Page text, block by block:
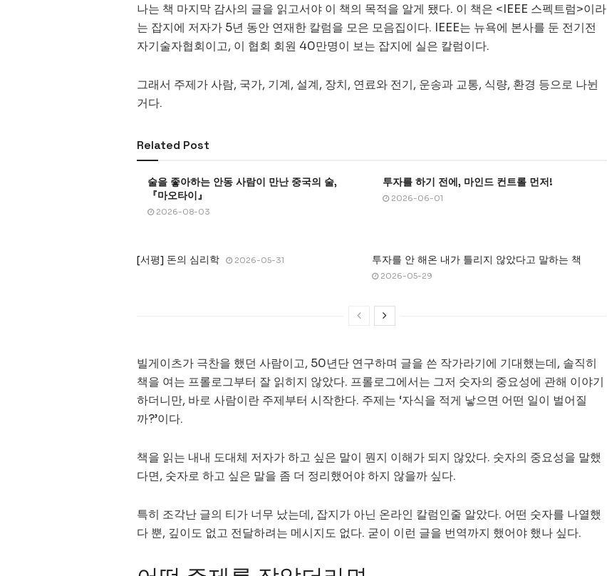
나는 책 마지막 감사의 글을 읽고서야 이 책의 목적을 알게 됐다. 이 책은 <IEEE 스펙트럼>이라
는 잡지에 저자가 5년 동안 연재한 칼럼을 모은 모음집이다. IEEE는 뉴욕에 본사를 둔 전기전
자기술자협회이고, 이 협회 회원 40만명이 보는 잡지에 실은 칼럼이다.
그래서 주제가 사람, 국가, 기계, 설계, 장치, 연료와 전기, 운송과 교통, 식량, 환경 등으로 나뉜
거다.
Related Post
술을 좋아하는 안동 사람이 만난 중국의 술,
『마오타이』
2026-08-03
투자를 하기 전에, 마인드 컨트롤 먼저!
2026-06-01
[서평] 돈의 심리학 2026-05-31 투자를 안 해온 내가 틀리지 않았다고 말하는 책
2026-05-29
빌게이츠가 극찬을 했던 사람이고, 50년단 연구하며 글을 쓴 작가라기에 기대했는데, 솔직히
책을 여는 프롤로그부터 잘 읽히지 않았다. 프롤로그에서는 그저 숫자의 중요성에 관해 이야기
하더니만, 바로 사람이란 주제부터 시작한다. 주제는 ‘자식을 적게 낳으면 어떤 일이 벌어질
까?’이다.
책을 읽는 내내 도대체 저자가 하고 싶은 말이 뭔지 이해가 되지 않았다. 숫자의 중요성을 말했
다면, 숫자로 하고 싶은 말을 좀 더 정리했어야 하지 않을까 싶다.
특히 조각난 글의 티가 너무 났는데, 잡지가 아닌 온라인 칼럼인줄 알았다. 어떤 숫자를 나열했
다 뿐, 깊이도 없고 전달하려는 메시지도 없다. 굳이 이런 글을 번역까지 했어야 했나 싶다.